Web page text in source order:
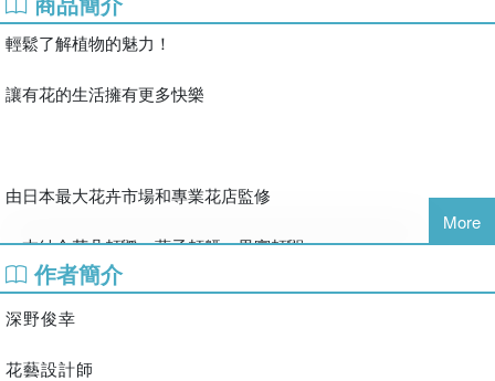
輕鬆了解植物的魅力！
讓有花的生活擁有更多快樂
由日本最大花卉市場和專業花店監修
一本結合花朵頼鼷、葉子頼鼿、果實頼鼰
知識和使用方法的詳細圖鑑
More
作者簡介
深野俊幸
花藝設計師